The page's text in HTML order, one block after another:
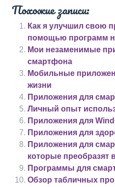
Похожие записи:
Как я улучшил свою
помощью программ
Мои незаменимые
смартфона
Мобильные
жизни
Приложения для
Личный опыт
Приложения для
Приложения для
Приложения для
которые преобразят
Программы для
Обзор табличных